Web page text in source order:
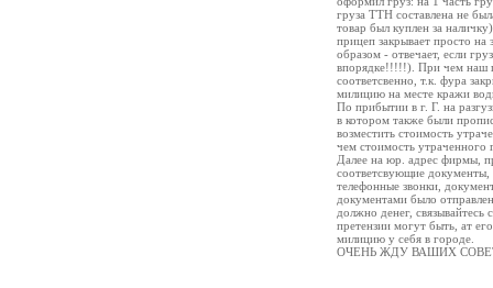
груза ТТН составлена не
товар был куплен за
прицеп закрывает просто
образом - отвечает, если
впорядке!!!!!). При чем наш
соответсвенно, т.к. фура
милицию на месте кражи
По прибытии в г. Г. на
в котором также были
возместить стоимость
чем стоимость утраченного
Далее на юр. адрес фирмы,
соответсвующие документы,
телефонные звонки,
документами было
должно денег,
претензии могут быть, ат
милицию у себя в городе.
ОЧЕНЬ ЖДУ ВАШИХ